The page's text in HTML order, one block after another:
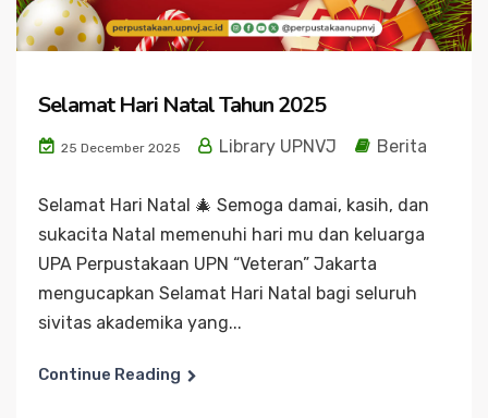
Selamat Hari Natal Tahun 2025
25 December 2025 Library UPNVJ Berita
Selamat Hari Natal 🎄 Semoga damai, kasih, dan
sukacita Natal memenuhi hari mu dan keluarga
UPA Perpustakaan UPN “Veteran” Jakarta
mengucapkan Selamat Hari Natal bagi seluruh
sivitas akademika yang...
Continue Reading